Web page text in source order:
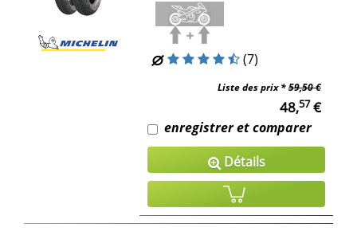
(7)
Liste des prix *59,50 €
48,57€
enregistrer et comparer
Détails